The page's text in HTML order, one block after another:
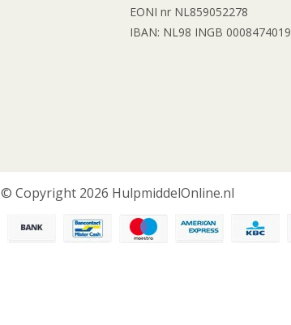
EONI nr NL859052278
IBAN: NL98 INGB 0008474019
© Copyright 2026 HulpmiddelOnline.nl